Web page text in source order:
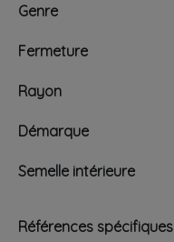
Genre
Fermeture
Rayon
Démarque
Semelle intérieure
Références spécifiques